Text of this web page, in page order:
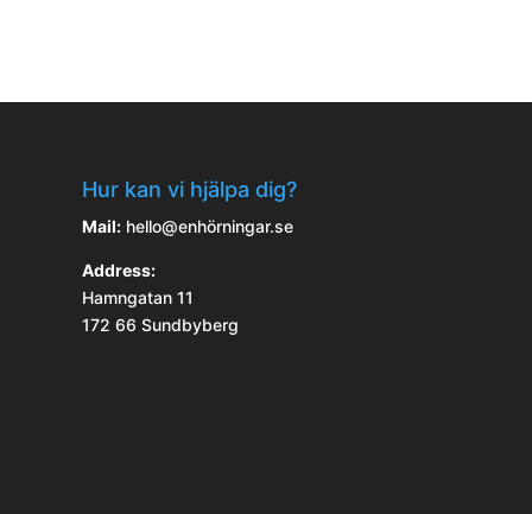
Hur kan vi hjälpa dig?
Mail:hello@enhörningar.se
Address:
Hamngatan 11
172 66 Sundbyberg